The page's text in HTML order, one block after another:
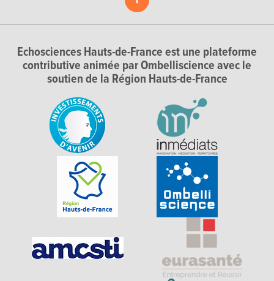
Echosciences Hauts-de-France est une plateforme
contributive animée par Ombelliscience avec le
soutien de la Région Hauts-de-France